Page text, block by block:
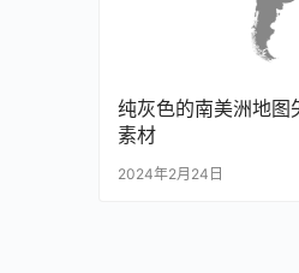
纯灰色的南美洲地图
素材
2024年2月24日